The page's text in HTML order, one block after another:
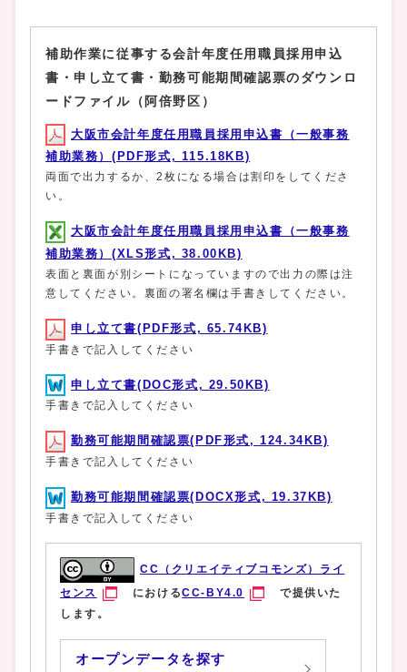
補助作業に従事する会計年度任用職員採用申込
書・申し立て書・勤務可能期間確認票のダウンロ
ードファイル（阿倍野区）
大阪市会計年度任用職員採用申込書（一般事務
補助業務）(PDF形式, 115.18KB)
両面で出力するか、2枚になる場合は割印をしてくださ
い。
大阪市会計年度任用職員採用申込書（一般事務
補助業務）(XLS形式, 38.00KB)
表面と裏面が別シートになっていますので出力の際は注
意してください。裏面の署名欄は手書きしてください。
申し立て書(PDF形式, 65.74KB)
手書きで記入してください
申し立て書(DOC形式, 29.50KB)
手書きで記入してください
勤務可能期間確認票(PDF形式, 124.34KB)
手書きで記入してください
勤務可能期間確認票(DOCX形式, 19.37KB)
手書きで記入してください
CC（クリエイティブコモンズ）ライ
センス
におけるCC-BY4.0
で提供いた
します。
オープンデータを探す